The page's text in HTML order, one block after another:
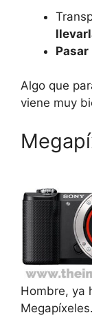
Algo que
viene muy
Hombre, ya
Megapíxeles.